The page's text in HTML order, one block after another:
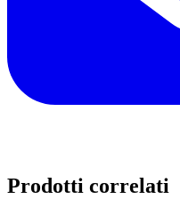
Prodotti correlati